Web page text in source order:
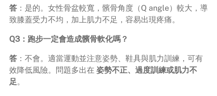
答：是的。女性骨盆較寬，髕骨角度（Q angle）較大，導
致膝蓋受力不均，加上肌力不足，容易出現疼痛。
Q3：跑步一定會造成髕骨軟化嗎？
答：不會。適當運動並注意姿勢、鞋具與肌力訓練，可有
效降低風險。問題多出在 姿勢不正、過度訓練或肌力不
足。